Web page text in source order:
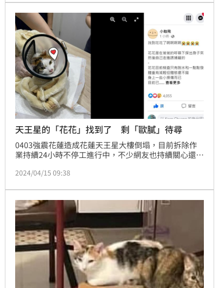
影。而似乎感覺到主人不眠不休一直在找牠，還有眾多
網友集氣，19日凌晨，歐膩終於被找到了，讓大批網友
激動大哭，封歐膩真的是貓界最厲害的躲貓貓冠軍。
天王星的「花花」找到了 剩「歐膩」待尋
0403強震花蓮造成花蓮天王星大樓倒塌，目前拆除作
業持續24小時不停工進行中，不少網友也持續關心還在
膩」，稍早前8樓住戶余小姐的三花貓「花花」也找到
花」、橘貓「橘子」、虎斑貓「妹妹」，目前3隻貓都
已尋回。記者莊淇鈞／花蓮報導
2024/04/15 09:38